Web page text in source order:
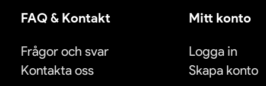
FAQ & Kontakt
Frågor och svar
Kontakta oss
Mitt konto
Logga in
Skapa konto